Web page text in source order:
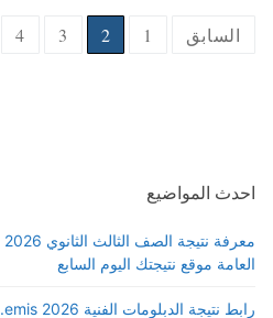
Posts
السابق 1
2
3
4
احدث المواضيع
العامة موقع نتيجتك اليوم السابع